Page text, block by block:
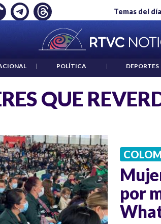
Temas del
EMPLEO: JP MORGAN "HABLAR NO ES
| POLÍTICA | DEPORTES
QUE
por